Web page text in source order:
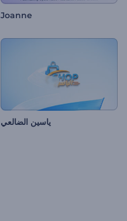
Joanne
ياسين الضالعي